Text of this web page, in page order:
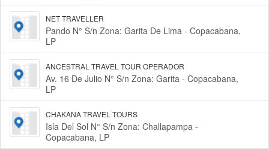
NET TRAVELLER
Pando N° S/n Zona: Garita De Lima - Copacabana,
LP
ANCESTRAL TRAVEL TOUR OPERADOR
Av. 16 De Julio N° S/n Zona: Garita - Copacabana,
LP
CHAKANA TRAVEL TOURS
Isla Del Sol N° S/n Zona: Challapampa -
Copacabana, LP